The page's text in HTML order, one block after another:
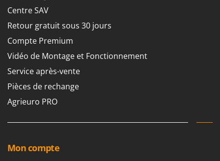
Tondeuses autoportées
Trancheuses
Trancheuses de sol
Transpalettes
Treuils de débardage
Tronçonneuses
Vêtements de Sécurité
Lampacrescia - MGM
Landxcape
LAR Casalinghi
Lavor
Lisam
M
M.A.I.BO.
Macte Ovens
Centre SAV
Retour gratuit sous 30 jours
Compte Premium
Vidéo de Montage et Fonctionnement
Service après-vente
Pièces de rechange
Agrieuro PRO
Mon compte